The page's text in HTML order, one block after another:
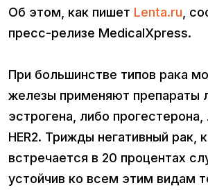
Об этом, как пишет Lenta.ru,
пресс-релизе MedicalXpress.
При большинстве типов рака
железы применяют препараты
эстрогена, либо прогестерона,
HER2. Трижды негативный рак,
встречается в 20 процентах
устойчив ко всем этим видам